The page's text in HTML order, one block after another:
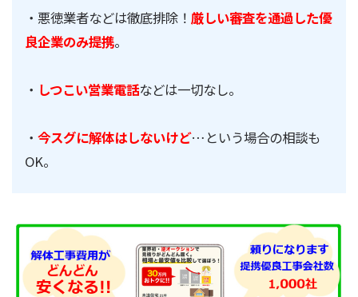
・悪徳業者などは徹底排除！厳しい審査を通過した優
良企業のみ提携。
・ しつこい営業電話などは一切なし。
・今スグに解体はしないけど…という場合の相談も
OK。